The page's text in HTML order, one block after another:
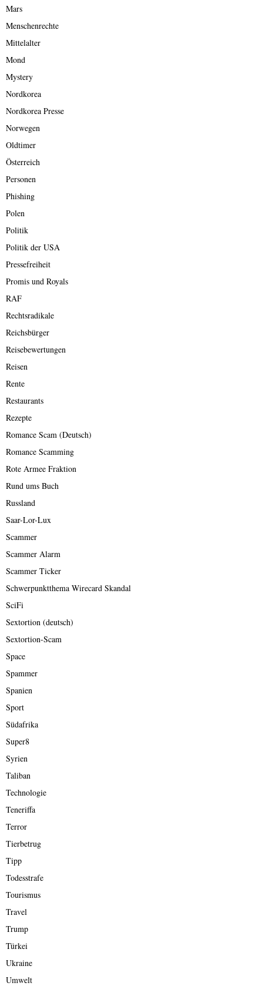
Mars
Menschenrechte
Mittelalter
Mond
Mystery
Nordkorea
Nordkorea Presse
Norwegen
Oldtimer
Österreich
Personen
Phishing
Polen
Politik
Politik der USA
Pressefreiheit
Promis und Royals
RAF
Rechtsradikale
Reichsbürger
Reisebewertungen
Reisen
Rente
Restaurants
Rezepte
Romance Scam (Deutsch)
Romance Scamming
Rote Armee Fraktion
Rund ums Buch
Russland
Saar-Lor-Lux
Scammer
Scammer Alarm
Scammer Ticker
Schwerpunktthema Wirecard Skandal
SciFi
Sextortion (deutsch)
Sextortion-Scam
Space
Spammer
Spanien
Sport
Südafrika
Super8
Syrien
Taliban
Technologie
Teneriffa
Terror
Tierbetrug
Tipp
Todesstrafe
Tourismus
Travel
Trump
Türkei
Ukraine
Umwelt